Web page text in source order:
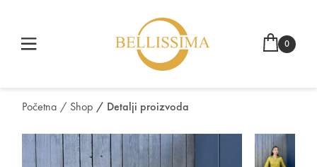
0
Početna / Shop / Detalji proizvoda